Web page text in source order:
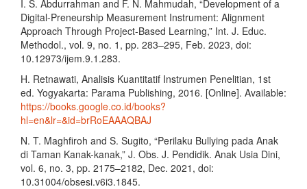
I. S. Abdurrahman and F. N. Mahmudah, “Development of a
Digital-Preneurship Measurement Instrument: Alignment
Approach Through Project-Based Learning,” Int. J. Educ.
Methodol., vol. 9, no. 1, pp. 283–295, Feb. 2023, doi:
10.12973/ijem.9.1.283.
H. Retnawati, Analisis Kuantitatif Instrumen Penelitian, 1st
ed. Yogyakarta: Parama Publishing, 2016. [Online]. Available:
https://books.google.co.id/books?
hl=en&lr=&id=brRoEAAAQBAJ
N. T. Maghfiroh and S. Sugito, “Perilaku Bullying pada Anak
di Taman Kanak-kanak,” J. Obs. J. Pendidik. Anak Usia Dini,
vol. 6, no. 3, pp. 2175–2182, Dec. 2021, doi:
10.31004/obsesi.v6i3.1845.